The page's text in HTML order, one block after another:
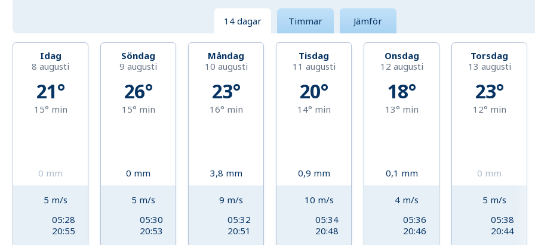
14 dagar Timmar Jämför
Idag
8 augusti
21°
15° min
0 mm
5 m/s
05:28
20:55
Söndag
9 augusti
26°
15° min
0 mm
5 m/s
05:30
20:53
Måndag
10 augusti
23°
16° min
3,8 mm
9 m/s
05:32
20:51
Tisdag
11 augusti
20°
14° min
0,9 mm
10 m/s
05:34
20:48
Onsdag
12 augusti
18°
13° min
0,1 mm
4 m/s
05:36
20:46
Torsdag
13 augusti
23°
12° min
0 mm
5 m/s
05:38
20:44